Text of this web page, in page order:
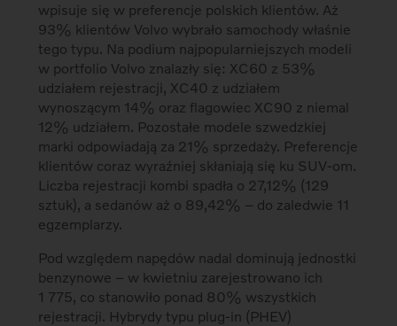
wpisuje się w preferencje polskich klientów. Aż
93% klientów Volvo wybrało samochody właśnie
tego typu. Na podium najpopularniejszych modeli
w portfolio Volvo znalazły się: XC60 z 53%
udziałem rejestracji, XC40 z udziałem
wynoszącym 14% oraz flagowiec XC90 z niemal
12% udziałem. Pozostałe modele szwedzkiej
marki odpowiadają za 21% sprzedaży. Preferencje
klientów coraz wyraźniej skłaniają się ku SUV-om.
Liczba rejestracji kombi spadła o 27,12% (129
sztuk), a sedanów aż o 89,42% – do zaledwie 11
egzemplarzy.
Pod względem napędów nadal dominują jednostki
benzynowe – w kwietniu zarejestrowano ich
1 775, co stanowiło ponad 80% wszystkich
rejestracji. Hybrydy typu plug-in (PHEV)